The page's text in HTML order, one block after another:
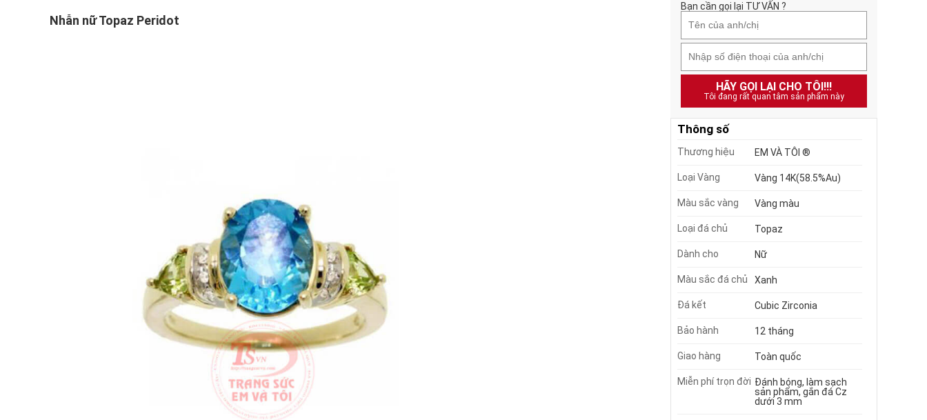
Nhẫn nữ Topaz Peridot
Bạn cần gọi lại TƯ VẤN ?
HÃY GỌI LẠI CHO TÔI!!!
Tôi đang rất quan tâm sản phẩm này
Thông số
Thương hiệu EM VÀ TÔI ®
Loại Vàng Vàng 14K(58.5%Au)
Màu sắc vàng Vàng màu
Loại đá chủ Topaz
Dành cho Nữ
Màu sắc đá chủ Xanh
Đá kết Cubic Zirconia
Bảo hành 12 tháng
Giao hàng Toàn quốc
Miễn phí trọn đời Đánh bóng, làm sạch
sản phẩm, gắn đá Cz
dưới 3 mm